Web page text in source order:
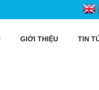
GIỚI THIỆU TIN